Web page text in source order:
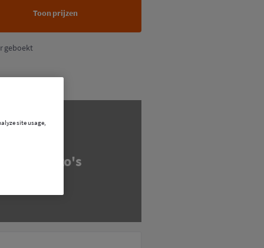
Toon prijzen
geboekt
site usage,